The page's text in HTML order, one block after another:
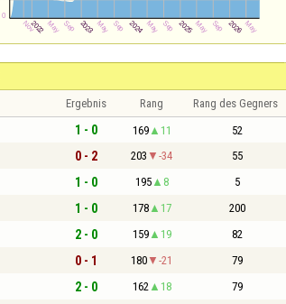
Ergebnis Rang Rang des Gegners
1 - 0 169 11 52
0 - 2 203 -34 55
1 - 0 195 8 5
1 - 0 178 17 200
2 - 0 159 19 82
0 - 1 180 -21 79
2 - 0 162 18 79